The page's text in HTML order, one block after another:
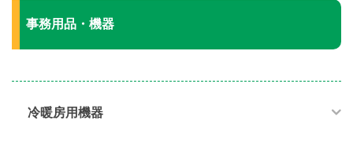
事務用品・機器
冷暖房用機器​